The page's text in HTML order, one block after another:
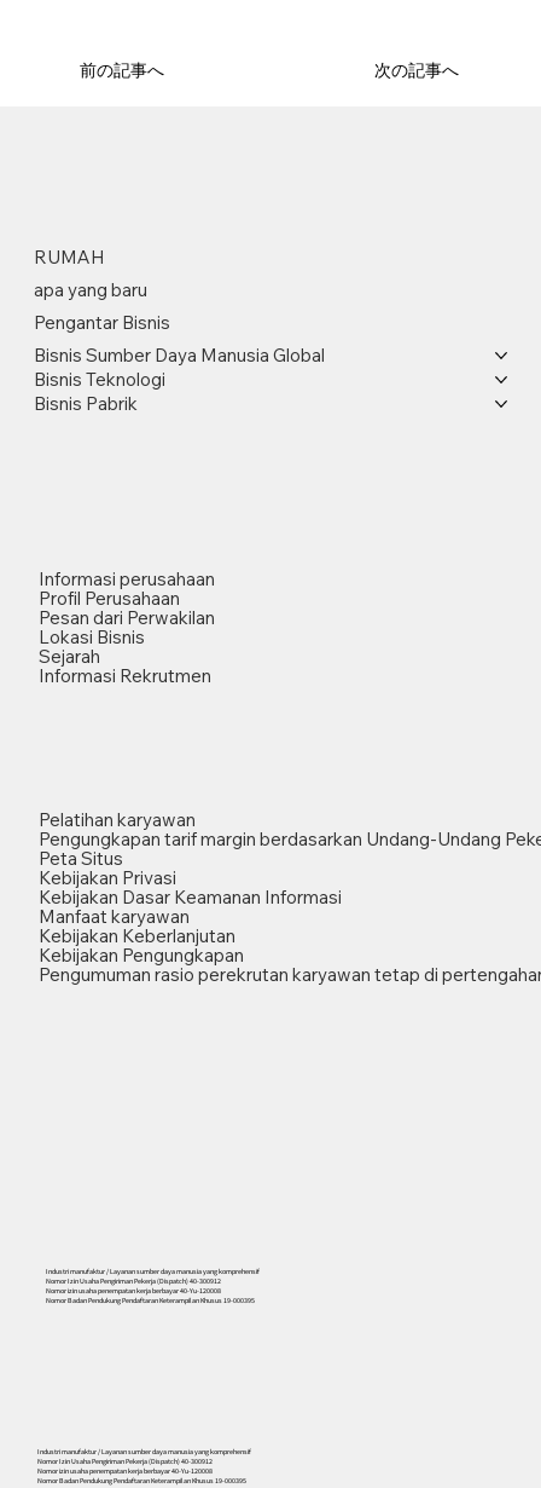
前の記事へ 次の記事へ
RUMAH
apa yang baru
Pengantar Bisnis
Bisnis Sumber Daya Manusia Global
Bisnis Teknologi
Bisnis Pabrik
Informasi perusahaan
Profil Perusahaan
Pesan dari Perwakilan
Lokasi Bisnis
Sejarah
Informasi Rekrutmen
Pelatihan karyawan
Pengungkapan tarif margin berdasarkan Undang-Undang
Peta Situs
Kebijakan Privasi
Kebijakan Dasar Keamanan Informasi
Manfaat karyawan
Kebijakan Keberlanjutan
Kebijakan Pengungkapan
Pengumuman rasio perekrutan karyawan tetap di
Industri manufaktur / Layanan sumber daya manusia yang komprehensif
Nomor Izin Usaha Pengiriman Pekerja (Dispatch) 40-300912
Nomor izin usaha penempatan kerja berbayar 40-Yu-120008
Nomor Badan Pendukung Pendaftaran Keterampilan Khusus 19-000395
Industri manufaktur / Layanan sumber daya manusia yang komprehensif
Nomor Izin Usaha Pengiriman Pekerja (Dispatch) 40-300912
Nomor izin usaha penempatan kerja berbayar 40-Yu-120008
Nomor Badan Pendukung Pendaftaran Keterampilan Khusus 19-000395